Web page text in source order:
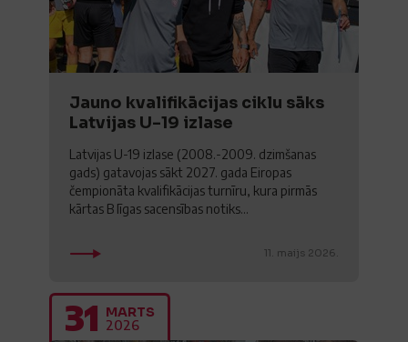
Jauno kvalifikācijas ciklu sāks
Latvijas U-19 izlase
Latvijas U-19 izlase (2008.-2009. dzimšanas
gads) gatavojas sākt 2027. gada Eiropas
čempionāta kvalifikācijas turnīru, kura pirmās
kārtas B līgas sacensības notiks...
11. maijs 2026.
31 MARTS
2026